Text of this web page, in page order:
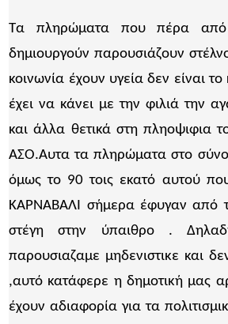
Τα πληρώματα που πέρα από
δημιουργούν παρουσιάζουν
κοινωνία έχουν υγεία δεν είναι το
έχει να κάνει με την φιλιά την
και άλλα θετικά στη πληοψιφια
ΑΣΟ.Αυτα τα πληρώματα στο
όμως το 90 τοις εκατό αυτού
ΚΑΡΝΑΒΑΛΙ σήμερα έφυγαν από
στέγη στην ύπαιθρο .
παρουσιαζαμε μηδενιστικε και
,αυτό κατάφερε η δημοτική μας
έχουν αδιαφορία για τα